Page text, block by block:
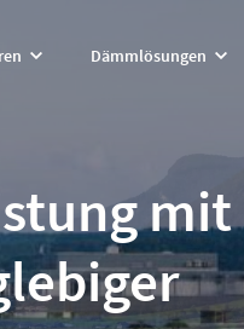
Dämmlösungen
mit